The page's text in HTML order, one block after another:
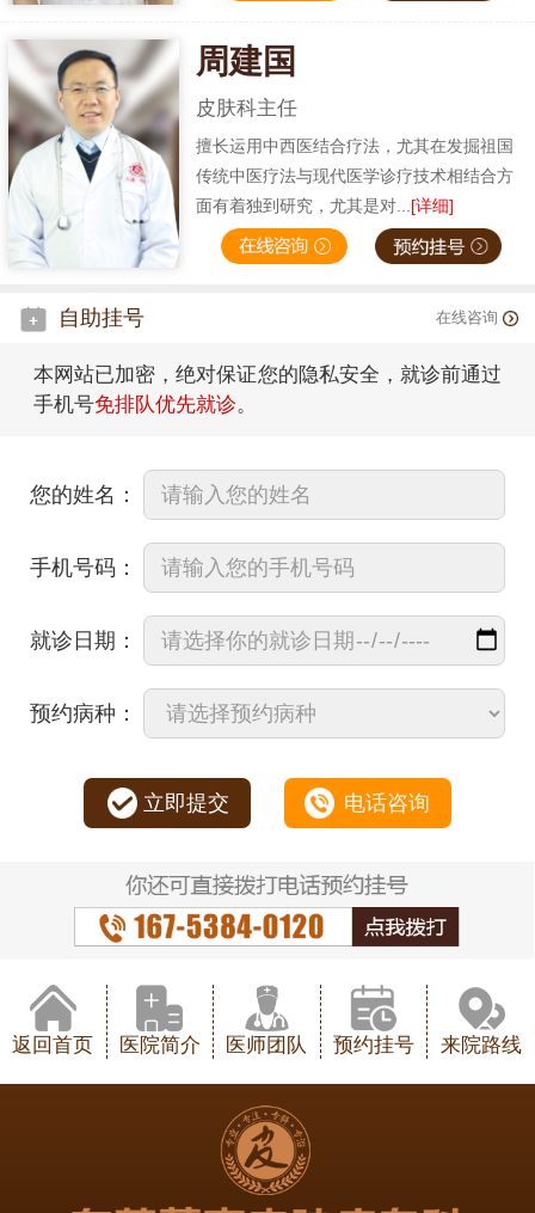
周建国
皮肤科主任
擅长运用中西医结合疗法，尤其在发掘祖国
传统中医疗法与现代医学诊疗技术相结合方
面有着独到研究，尤其是对...[详细]
自助挂号 在线咨询
本网站已加密，绝对保证您的隐私安全，就诊前通过
手机号免排队优先就诊。
您的姓名：
手机号码：
就诊日期：
预约病种：
立即提交 电话咨询
返回首页 医院简介 医师团队 预约挂号 来院路线